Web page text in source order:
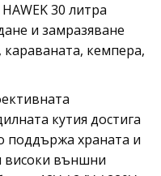
30 литра
и замразяване
кемпера,
кутия достига
поддържа храната и
високи външни